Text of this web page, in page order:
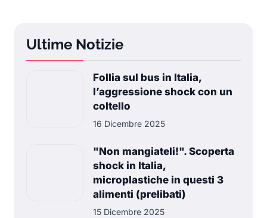
Ultime Notizie
Follia sul bus in Italia,
l’aggressione shock con un
coltello
16 Dicembre 2025
"Non mangiateli!". Scoperta
shock in Italia,
microplastiche in questi 3
alimenti (prelibati)
15 Dicembre 2025